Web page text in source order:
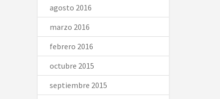
agosto 2016
marzo 2016
febrero 2016
octubre 2015
septiembre 2015